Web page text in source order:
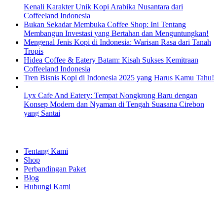
Kenali Karakter Unik Kopi Arabika Nusantara dari
Coffeeland Indonesia
Bukan Sekadar Membuka Coffee Shop: Ini Tentang
Membangun Investasi yang Bertahan dan Menguntungkan!
Mengenal Jenis Kopi di Indonesia: Warisan Rasa dari Tanah
Tropis
Hidea Coffee & Eatery Batam: Kisah Sukses Kemitraan
Coffeeland Indonesia
Tren Bisnis Kopi di Indonesia 2025 yang Harus Kamu Tahu!
Lyx Cafe And Eatery: Tempat Nongkrong Baru dengan
Konsep Modern dan Nyaman di Tengah Suasana Cirebon
yang Santai
Tentang Kami
Shop
Perbandingan Paket
Blog
Hubungi Kami